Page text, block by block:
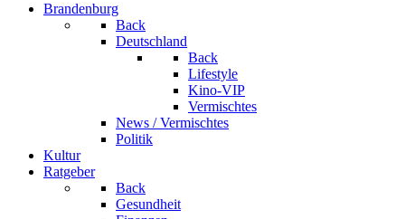
Brandenburg
Back
Deutschland
Back
Lifestyle
Kino-VIP
Vermischtes
News / Vermischtes
Politik
Kultur
Ratgeber
Back
Gesundheit